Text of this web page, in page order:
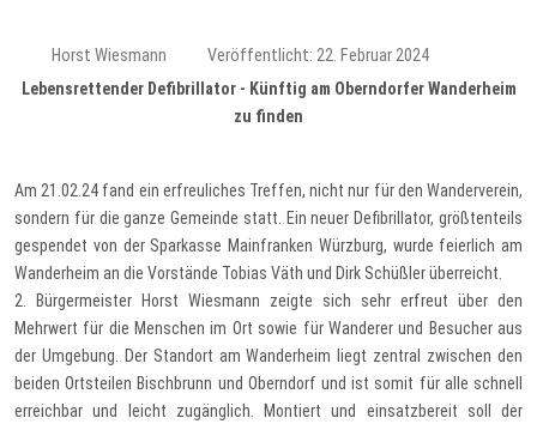
Horst Wiesmann Veröffentlicht: 22. Februar 2024
Lebensrettender Defibrillator - Künftig am Oberndorfer Wanderheim
zu finden
Am 21.02.24 fand ein erfreuliches Treffen, nicht nur für den Wanderverein,
sondern für die ganze Gemeinde statt. Ein neuer Defibrillator, größtenteils
gespendet von der Sparkasse Mainfranken Würzburg, wurde feierlich am
Wanderheim an die Vorstände Tobias Väth und Dirk Schüßler überreicht.
2. Bürgermeister Horst Wiesmann zeigte sich sehr erfreut über den
Mehrwert für die Menschen im Ort sowie für Wanderer und Besucher aus
der Umgebung. Der Standort am Wanderheim liegt zentral zwischen den
beiden Ortsteilen Bischbrunn und Oberndorf und ist somit für alle schnell
erreichbar und leicht zugänglich. Montiert und einsatzbereit soll der